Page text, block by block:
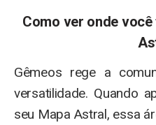
Como ver onde
Gêmeos rege a
versatilidade. Quando
seu Mapa Astral, essa